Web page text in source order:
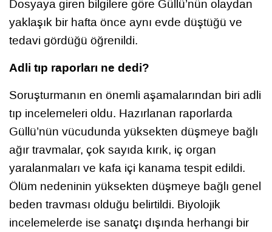
Dosyaya giren bilgilere göre Güllü’nün olaydan
yaklaşık bir hafta önce aynı evde düştüğü ve
tedavi gördüğü öğrenildi.
Adli tıp raporları ne dedi?
Soruşturmanın en önemli aşamalarından biri adli
tıp incelemeleri oldu. Hazırlanan raporlarda
Güllü’nün vücudunda yüksekten düşmeye bağlı
ağır travmalar, çok sayıda kırık, iç organ
yaralanmaları ve kafa içi kanama tespit edildi.
Ölüm nedeninin yüksekten düşmeye bağlı genel
beden travması olduğu belirtildi. Biyolojik
incelemelerde ise sanatçı dışında herhangi bir